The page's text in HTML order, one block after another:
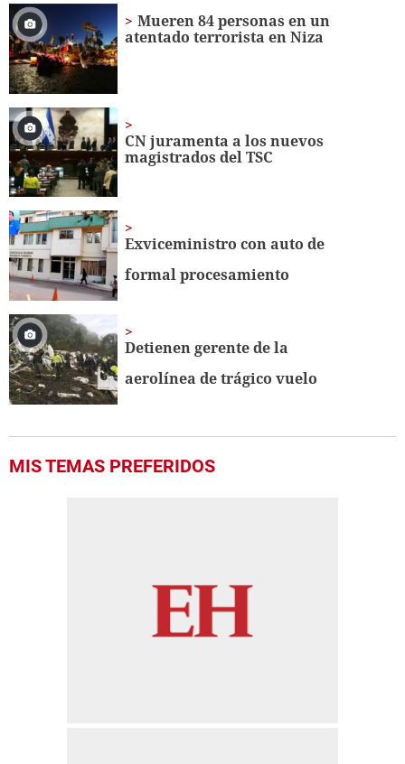
1
minute,
56
seconds
Mueren 84 personas en un
atentado terrorista en Niza
CN juramenta a los nuevos
magistrados del TSC
Exviceministro con auto de
formal procesamiento
Detienen gerente de la
aerolínea de trágico vuelo
MIS TEMAS PREFERIDOS